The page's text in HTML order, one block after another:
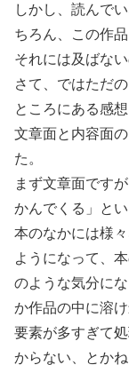
しかし、読んで
ちろん、この作
それには及ばな
さて、ではただ
ところにある感
文章面と内容面
た。
まず文章面です
かんでくる」と
本のなかには様
ようになって、
のような気分に
か作品の中に溶
要素が多すぎて
からない、とかね